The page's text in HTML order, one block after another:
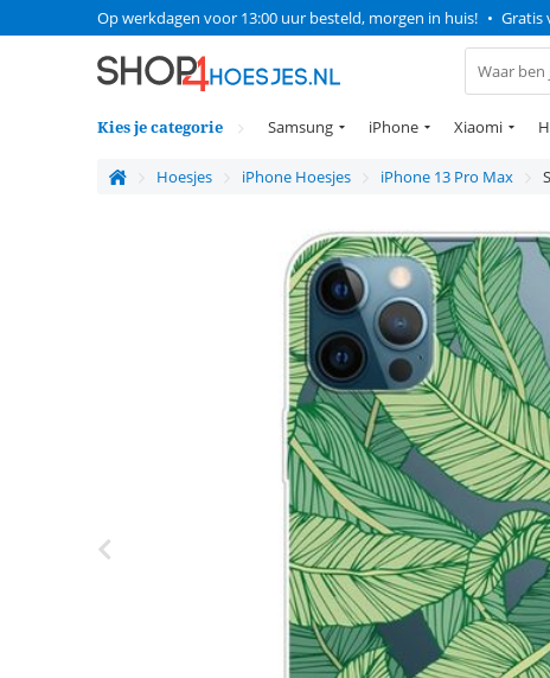
Op werkdagen voor 13:00 uur besteld, morgen in huis! • Gratis
Kies je categorie Samsung iPhone Xiaomi
Hoesjes iPhone Hoesjes iPhone 13 Pro Max